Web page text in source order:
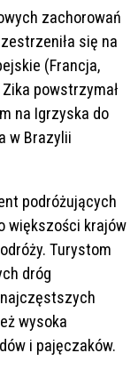
zachorowań
się na
(Francja,
powstrzymał
na Igrzyska do
w Brazylii
podróżujących
większości krajów
Turystom
dróg
wysoka
i pajęczaków.